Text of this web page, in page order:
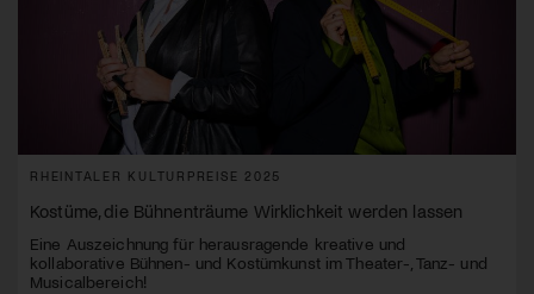
RHEINTALER KULTURPREISE 2025
Kostüme, die Bühnenträume Wirklichkeit werden lassen
Eine Auszeichnung für herausragende kreative und
kollaborative Bühnen- und Kostümkunst im Theater-, Tanz- und
Musicalbereich!